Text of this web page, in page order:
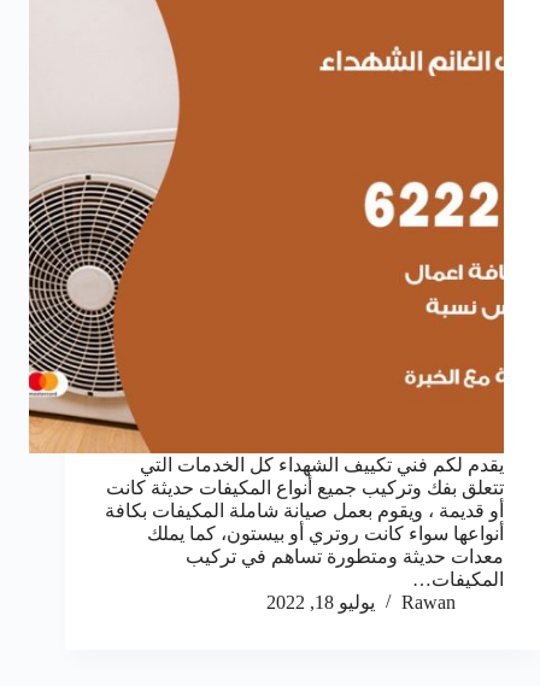
يقدم لكم فني تكييف الشهداء كل الخدمات التي
تتعلق بفك وتركيب جميع أنواع المكيفات حديثة كانت
أو قديمة ، ويقوم بعمل صيانة شاملة المكيفات بكافة
أنواعها سواء كانت روتري أو بيستون، كما يملك
معدات حديثة ومتطورة تساهم في تركيب
المكيفات…
Rawan
يوليو 18, 2022